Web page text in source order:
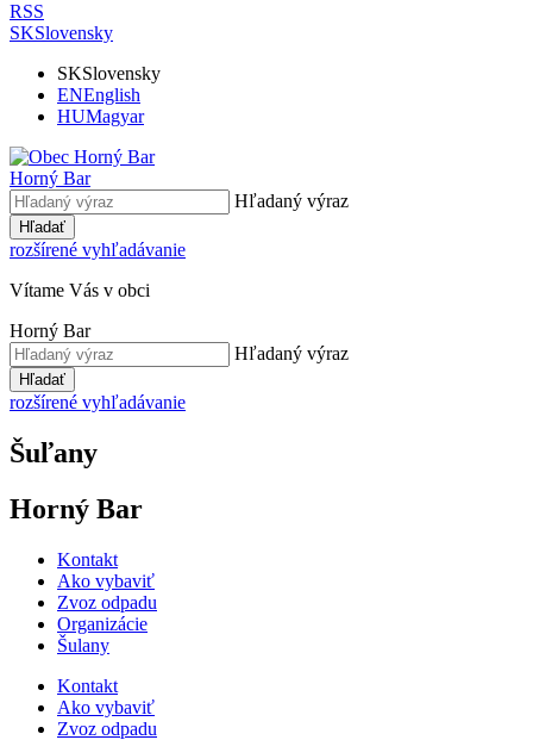
RSS
SKSlovensky
SKSlovensky
ENEnglish
HUMagyar
Horný Bar
Hľadaný výraz
Hľadať
rozšírené vyhľadávanie
Vítame Vás v obci
Horný Bar
Hľadaný výraz
Hľadať
rozšírené vyhľadávanie
Šuľany
Horný Bar
Kontakt
Ako vybaviť
Zvoz odpadu
Organizácie
Šulany
Kontakt
Ako vybaviť
Zvoz odpadu